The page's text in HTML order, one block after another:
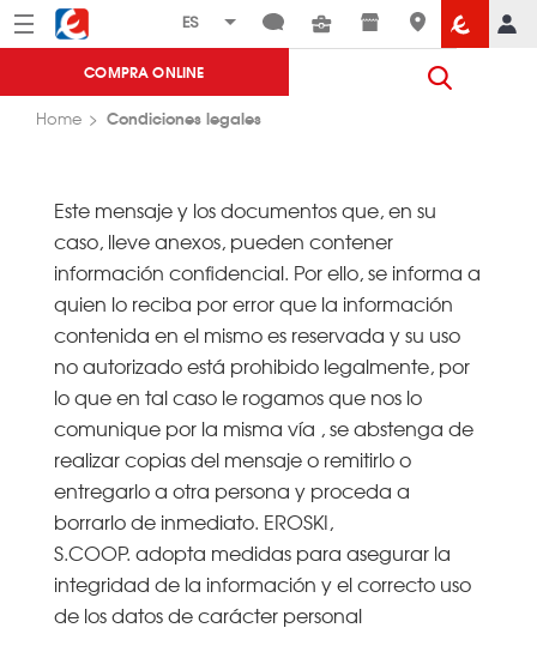
Menú Eroski
COMPRA ONLINE
Home Condiciones legales
Este mensaje y los documentos que, en su
caso, lleve anexos, pueden contener
información confidencial. Por ello, se informa a
quien lo reciba por error que la información
contenida en el mismo es reservada y su uso
no autorizado está prohibido legalmente, por
lo que en tal caso le rogamos que nos lo
comunique por la misma vía , se abstenga de
realizar copias del mensaje o remitirlo o
entregarlo a otra persona y proceda a
borrarlo de inmediato. EROSKI,
S.COOP. adopta medidas para asegurar la
integridad de la información y el correcto uso
de los datos de carácter personal